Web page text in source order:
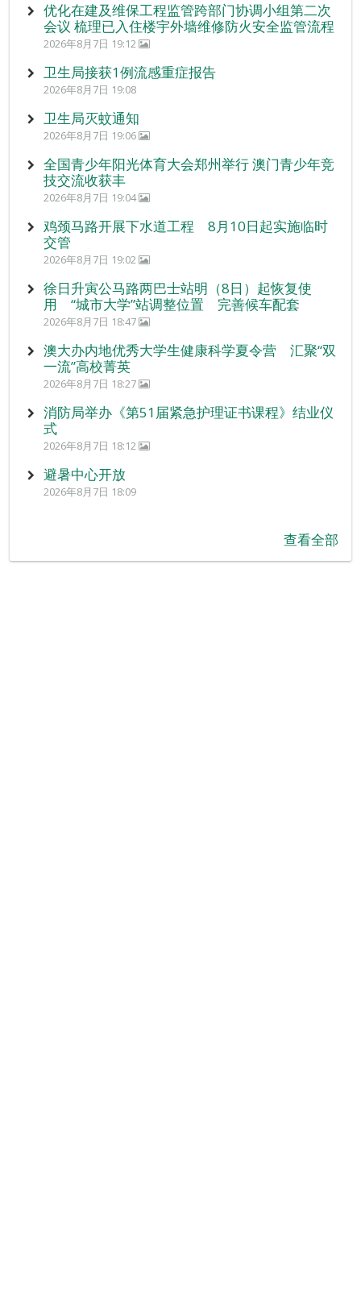
优化在建及维保工程监管跨部门协调小组第二次
会议 梳理已入住楼宇外墙维修防火安全监管流程
2026年8月7日 19:12
卫生局接获1例流感重症报告
2026年8月7日 19:08
卫生局灭蚊通知
2026年8月7日 19:06
全国青少年阳光体育大会郑州举行 澳门青少年竞
技交流收获丰
2026年8月7日 19:04
鸡颈马路开展下水道工程 8月10日起实施临时
交管
2026年8月7日 19:02
徐日升寅公马路两巴士站明（8日）起恢复使
用 “城市大学”站调整位置 完善候车配套
2026年8月7日 18:47
澳大办内地优秀大学生健康科学夏令营 汇聚“双
一流”高校菁英
2026年8月7日 18:27
消防局举办《第51届紧急护理证书课程》结业仪
式
2026年8月7日 18:12
避暑中心开放
2026年8月7日 18:09
查看全部